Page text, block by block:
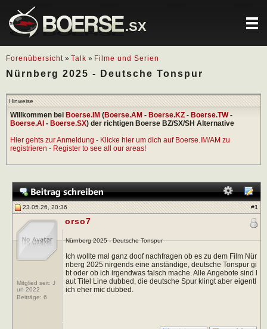
.SX
Forenübersicht » Talk » Filme und Serien
Nürnberg 2025 - Deutsche Tonspur
Hinweise
Willkommen bei Boerse.IM (Boerse.AM - Boerse.KZ - Boerse.TW-
Boerse.AI - Boerse.SX) der richtigen Boerse BZ/SX/SH Alternative
Hier gehts zur Anmeldung - Klicke hier um dich auf Boerse.IM/AM zu
registrieren - Register to see all our areas!
23.05.26, 20:36 #1
Mitglied seit: J
un 2022
Beiträge: 6
orso7
Nürnberg 2025 - Deutsche Tonspur
Ich wollte mal ganz doof nachfragen ob es zu dem Film Nür
nberg 2025 nirgends eine anständige, deutsche Tonspur gi
bt oder ob ich irgendwas falsch mache. Alle Angebote sind l
aut Titel Line dubbed, die deutsche Spur klingt aber eigentl
ich eher mic dubbed.